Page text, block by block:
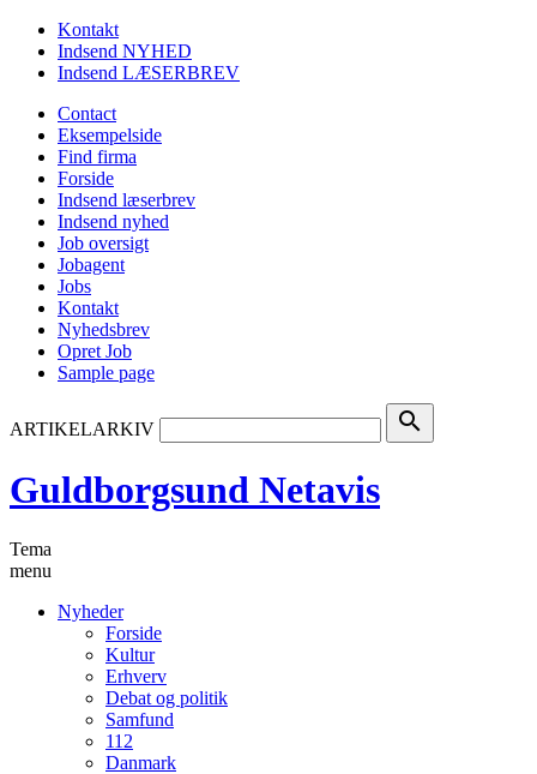
Kontakt
Indsend NYHED
Indsend LÆSERBREV
Contact
Eksempelside
Find firma
Forside
Indsend læserbrev
Indsend nyhed
Job oversigt
Jobagent
Jobs
Kontakt
Nyhedsbrev
Opret Job
Sample page
ARTIKELARKIV search
Guldborgsund Netavis
Tema
menu
Nyheder
Forside
Kultur
Erhverv
Debat og politik
Samfund
112
Danmark